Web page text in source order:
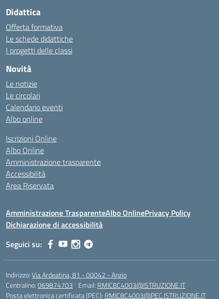
Didattica
Offerta formativa
Le schede didattiche
I progetti delle classi
Novità
Le notizie
Le circolari
Calendario eventi
Albo online
Iscrizioni Online
Albo Online
Amministrazione trasparente
Accessibilità
Area Riservata
Amministrazione TrasparenteAlbo OnlinePrivacy Policy
Dichiarazione di accessibilità
Seguici su:
Indirizzo:Via Ardeatina, 81 - 00042 - Anzio
Centralino:069874703 Email: RMIC8C4003@ISTRUZIONE.IT
Posta elettronica certificata (PEC): RMIC8C4003@PEC.ISTRUZIONE.IT